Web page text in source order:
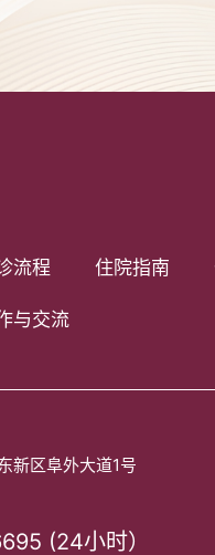
流程 住院指南
与交流
新区阜外大道1号
(24小时）